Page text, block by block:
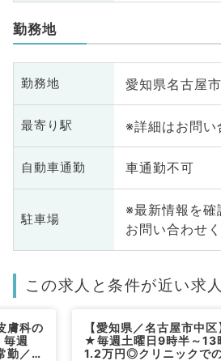
勤務地
勤務地 愛知県名古屋
最寄り駅 ※詳細はお問い
自動車通勤 車通勤不可
駐車場
※最新情報を
お問い合わせ
この求人と条件が近い求人
膚科の
週
勤／皮
【愛知県／名古屋市中
★毎週土曜日9時半～13
1.2万円◎クリニックで